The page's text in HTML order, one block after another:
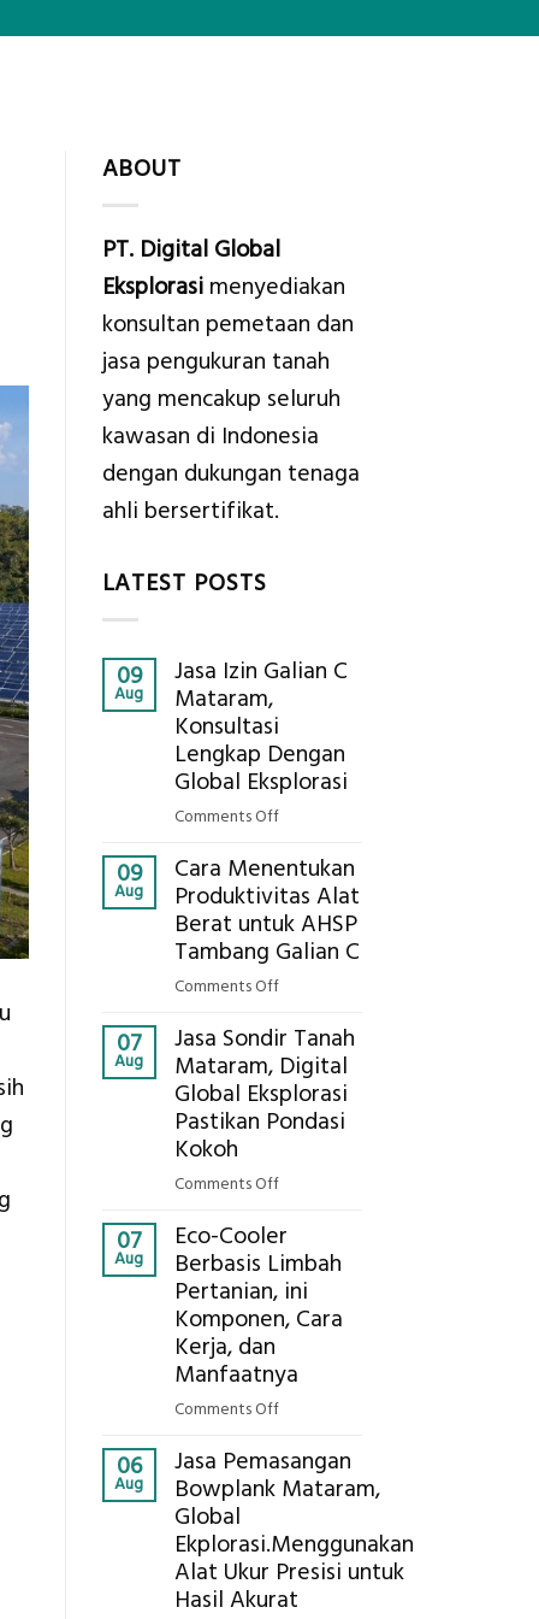
ABOUT
PT. Digital Global
Eksplorasimenyediakan
konsultan pemetaan dan
jasa pengukuran tanah
yang mencakup seluruh
kawasan di Indonesia
dengan dukungan tenaga
ahli bersertifikat.
LATEST POSTS
09
Aug
Jasa Izin Galian C
Mataram,
Konsultasi
Lengkap Dengan
Global Eksplorasi
Comments Offon
Izin
Galian
C
Mataram,
Konsultasi
Dengan
Global
Eksplorasi
09
Aug
Cara Menentukan
Produktivitas Alat
Berat untuk AHSP
Tambang Galian C
Comments Offon
Menentukan
Produktivitas
Alat
Berat
C
07
Aug
Jasa Sondir Tanah
Mataram, Digital
Global Eksplorasi
Pastikan Pondasi
Kokoh
Comments Offon
Sondir
Tanah
Mataram,
Digital
Eksplorasi
Pastikan
07
Aug
Eco-Cooler
Berbasis Limbah
Pertanian, ini
Komponen, Cara
Kerja, dan
Manfaatnya
Comments Offon
Cooler
Berbasis
Pertanian,
ini
Komponen,
06
Aug
Jasa Pemasangan
Bowplank Mataram,
Global
Ekplorasi.Menggunakan
Alat Ukur Presisi untuk
Hasil Akurat